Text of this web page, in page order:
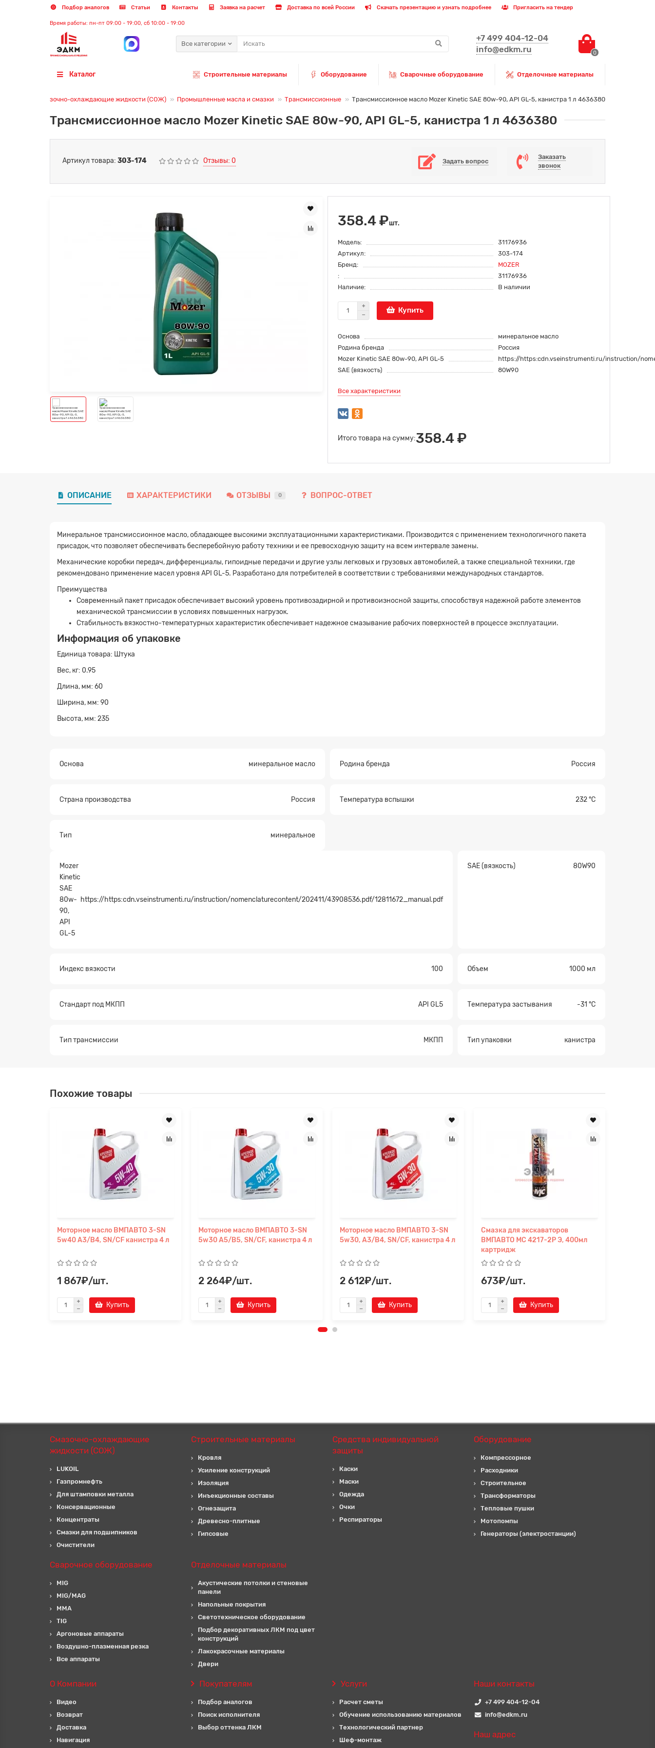
Подбор аналогов Статьи Контакты Заявка на расчет Доставка по всей России Скачать презентацию и узнать подробнее Пригласить на тендер
Время работы: пн-пт 09:00 - 19:00, сб 10:00 - 19:00
Все категории
+7 499 404-12-04
info@edkm.ru
0
Каталог Строительные материалы Оборудование Сварочные оборудование Отделочные материалы
Смазочно-охлаждающие жидкости (СОЖ) Промышленные масла и смазки Трансмиссионные Трансмиссионное масло Mozer Kinetic SAE 80w-90, API GL-5, канистра 1 л 4636380
Трансмиссионное масло Mozer Kinetic SAE 80w-90, API GL-5, канистра 1 л 4636380
Артикул товара: 303-174 Отзывы: 0 Задать вопрос
Заказать
звонок
358.4 ₽шт.
Модель:
31176936
Артикул:
303-174
Бренд:
MOZER
:
31176936
Наличие:
В наличии
Купить
Основа
минеральное масло
Родина бренда
Россия
Mozer Kinetic SAE 80w-90, API GL-5
https://https:cdn.vseinstrumenti.ru/instruction/
SAE (вязкость)
80W90
Все характеристики
Итого товара на сумму:358.4 ₽
ОПИСАНИЕ ХАРАКТЕРИСТИКИ ОТЗЫВЫ 0 ВОПРОС-ОТВЕТ
Минеральное трансмиссионное масло, обладающее высокими эксплуатационными характеристиками. Производится с применением технологичного пакета
присадок, что позволяет обеспечивать бесперебойную работу техники и ее превосходную защиту на всем интервале замены.
Механические коробки передач, дифференциалы, гипоидные передачи и другие узлы легковых и грузовых автомобилей, а также специальной техники, где
рекомендовано применение масел уровня API GL-5. Разработано для потребителей в соответствии с требованиями международных стандартов.
Преимущества
Современный пакет присадок обеспечивает высокий уровень противозадирной и противоизносной защиты, способствуя надежной работе элементов
механической трансмиссии в условиях повышенных нагрузок.
Стабильность вязкостно-температурных характеристик обеспечивает надежное смазывание рабочих поверхностей в процессе эксплуатации.
Информация об упаковке
Единица товара: Штука
Вес, кг: 0.95
Длина, мм: 60
Ширина, мм: 90
Высота, мм: 235
Основа минеральное масло Родина бренда Россия
Страна производства Россия Температура вспышки 232 °С
Тип минеральное
Mozer
Kinetic
SAE
80w-
90,
API
GL-5
https://https:cdn.vseinstrumenti.ru/instruction/nomenclaturecontent/202411/43908536.pdf/12811672_manual.pdf
SAE (вязкость) 80W90
Индекс вязкости 100 Объем 1000 мл
Стандарт под МКПП API GL5 Температура застывания -31 °С
Тип трансмиссии МКПП Тип упаковки канистра
Похожие товары
Моторное масло ВМПАВТО 3-SN
5w40 A3/B4, SN/CF канистра 4 л
1 867₽/шт.
Купить
Моторное масло ВМПАВТО 3-SN
5w30 A5/B5, SN/CF, канистра 4 л
2 264₽/шт.
Купить
Моторное масло ВМПАВТО 3-SN
5w30, A3/B4, SN/CF, канистра 4 л
2 612₽/шт.
Купить
Смазка для экскаваторов
ВМПАВТО МС 4217-2Р Э, 400мл
картридж
673₽/шт.
Купить
Смазочно-охлаждающие
жидкости (СОЖ)
LUKOIL
Газпромнефть
Для штамповки металла
Консервационные
Концентраты
Смазки для подшипников
Очистители
Строительные материалы
Кровля
Усиление конструкций
Изоляция
Инъекционные составы
Огнезащита
Древесно-плитные
Гипсовые
Средства индивидуальной
защиты
Каски
Маски
Одежда
Очки
Респираторы
Оборудование
Компрессорное
Расходники
Строительное
Трансформаторы
Тепловые пушки
Мотопомпы
Генераторы (электростанции)
Сварочное оборудование
MIG
MIG/MAG
MMA
TIG
Аргоновые аппараты
Воздушно-плазменная резка
Все аппараты
Отделочные материалы
Акустические потолки и стеновые
панели
Напольные покрытия
Светотехническое оборудование
Подбор декоративных ЛКМ под цвет
конструкций
Лакокрасочные материалы
Двери
О Компании
Видео
Возврат
Доставка
Навигация
Покупателям
Подбор аналогов
Поиск исполнителя
Выбор оттенка ЛКМ
Услуги
Расчет сметы
Обучение использованию материалов
Технологический партнер
Шеф-монтаж
Наши контакты
+7 499 404-12-04
info@edkm.ru
Наш адрес
Заявка на расчет